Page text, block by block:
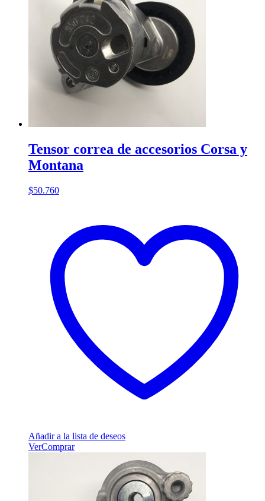
Tensor correa de accesorios Corsa y
Montana
$50.760
Añadir a la lista de deseos
VerComprar